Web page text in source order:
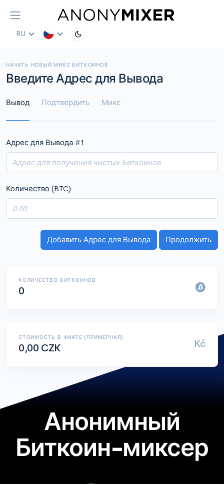
RU
НАЧАТЬ НОВЫЙ МИКС БИТКОИНОВ
Введите Адрес для Вывода
Вывод Подтвердить Микс
Адрес для Вывода #1
Количество (BTC)
КОЛИЧЕСТВО БИТКОИНОВ
0
СТОИМОСТЬ В ФИАТЕ (ПРИМЕРНАЯ)
0,00 CZK Kč
Анонимный
Биткоин-миксер